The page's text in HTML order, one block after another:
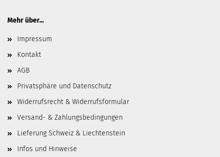
Mehr über...
Impressum
Kontakt
AGB
Privatsphäre und Datenschutz
Widerrufsrecht & Widerrufsformular
Versand- & Zahlungsbedingungen
Lieferung Schweiz & Liechtenstein
Infos und Hinweise